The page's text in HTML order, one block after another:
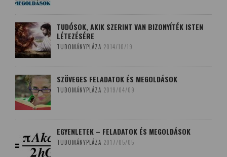
TUDÓSOK, AKIK SZERINT VAN BIZONYÍTÉK ISTEN
LÉTEZÉSÉRE
TUDOMÁNYPLÁZA 2014/10/19
SZÖVEGES FELADATOK ÉS MEGOLDÁSOK
TUDOMÁNYPLÁZA 2019/04/09
EGYENLETEK – FELADATOK ÉS MEGOLDÁSOK
TUDOMÁNYPLÁZA 2017/05/05